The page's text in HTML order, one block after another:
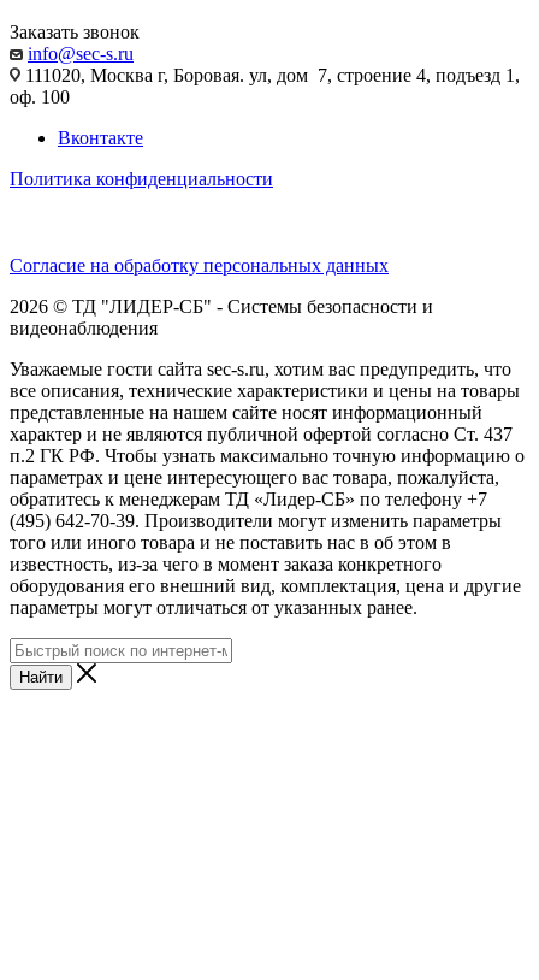
Заказать звонок
info@sec-s.ru
111020, Москва г, Боровая. ул, дом 7, строение 4, подъезд 1,
оф. 100
Вконтакте
Политика конфиденциальности
Согласие на обработку персональных данных
2026 © ТД "ЛИДЕР-СБ" - Системы безопасности и
видеонаблюдения
Уважаемые гости сайта sec-s.ru, хотим вас предупредить, что
все описания, технические характеристики и цены на товары
представленные на нашем сайте носят информационный
характер и не являются публичной офертой согласно Ст. 437
п.2 ГК РФ. Чтобы узнать максимально точную информацию о
параметрах и цене интересующего вас товара, пожалуйста,
обратитесь к менеджерам ТД «Лидер-СБ» по телефону +7
(495) 642-70-39. Производители могут изменить параметры
того или иного товара и не поставить нас в об этом в
известность, из-за чего в момент заказа конкретного
оборудования его внешний вид, комплектация, цена и другие
параметры могут отличаться от указанных ранее.
Найти